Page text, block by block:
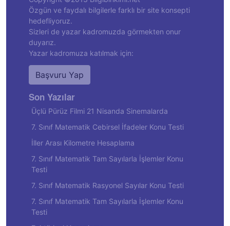
Özgün ve faydalı bilgilerle farklı bir site konsepti
hedefliyoruz.
Sizleri de yazar kadromuzda görmekten onur
duyarız.
Yazar kadromuza katılmak için:
Başvuru Yap
Son Yazılar
Üçlü Pürüz Filmi 21 Nisanda Sinemalarda
7. Sınıf Matematik Cebirsel İfadeler Konu Testi
İller Arası Kilometre Hesaplama
7. Sınıf Matematik Tam Sayılarla İşlemler Konu
Testi
7. Sınıf Matematik Rasyonel Sayılar Konu Testi
7. Sınıf Matematik Tam Sayılarla İşlemler Konu
Testi